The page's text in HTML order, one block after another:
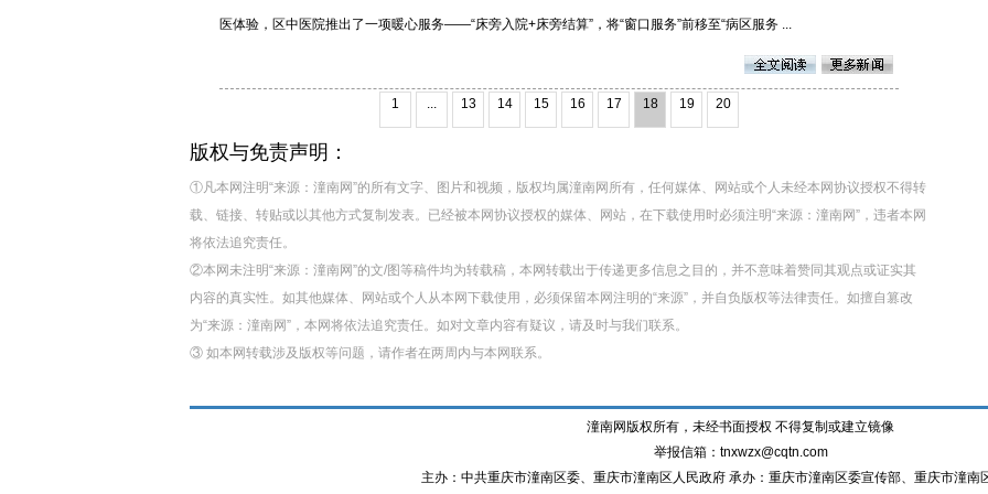
医体验，区中医院推出了一项暖心服务——“床旁入院+床旁结算”，将“窗口服务”前移至“病区服务 ...
1 ... 13 14 15 16 17 18 19 20
版权与免责声明：
①凡本网注明“来源：潼南网”的所有文字、图片和视频，版权均属潼南网所有，任何媒体、网站或个人未经本网协议授权不得转
载、链接、转贴或以其他方式复制发表。已经被本网协议授权的媒体、网站，在下载使用时必须注明“来源：潼南网”，违者本网
将依法追究责任。
②本网未注明“来源：潼南网”的文/图等稿件均为转载稿，本网转载出于传递更多信息之目的，并不意味着赞同其观点或证实其
内容的真实性。如其他媒体、网站或个人从本网下载使用，必须保留本网注明的“来源”，并自负版权等法律责任。如擅自篡改
为“来源：潼南网”，本网将依法追究责任。如对文章内容有疑议，请及时与我们联系。
③ 如本网转载涉及版权等问题，请作者在两周内与本网联系。
潼南网版权所有，未经书面授权 不得复制或建立镜像
举报信箱：tnxwzx@cqtn.com
主办：中共重庆市潼南区委、重庆市潼南区人民政府 承办：重庆市潼南区委宣传部、重庆市潼南